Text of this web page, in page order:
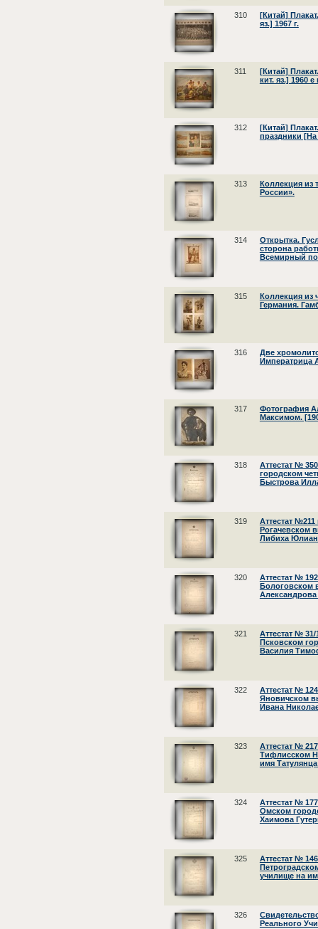
310
[Китай]
яз.] 1967 г.
311
[Китай]
кит. яз.] 1960 е
312
[Китай]
праздники [На
313
Коллекция
России».
314
Открытка.
сторона
Всемирный
315
Коллекция из
Германия.
316
Две
Императрица
317
Фотография
Максимом.
318
Аттестат №
городском
Быстрова
319
Аттестат
Рогачевском
Либиха
320
Аттестат №
Бологовском
321
Аттестат №
Псковском
Василия
322
Аттестат №
Яновичском
Ивана
323
Аттестат №
Тифлисском
имя
324
Аттестат №
Омском
Хаимова
325
Аттестат №
училище на
326
Реального